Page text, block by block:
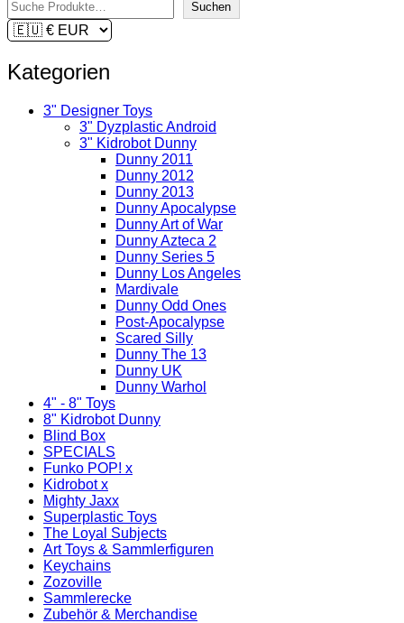
Suchen
Kategorien
3" Designer Toys
3" Dyzplastic Android
3" Kidrobot Dunny
Dunny 2011
Dunny 2012
Dunny 2013
Dunny Apocalypse
Dunny Art of War
Dunny Azteca 2
Dunny Series 5
Dunny Los Angeles
Mardivale
Dunny Odd Ones
Post-Apocalypse
Scared Silly
Dunny The 13
Dunny UK
Dunny Warhol
4" - 8" Toys
8" Kidrobot Dunny
Blind Box
SPECIALS
Funko POP! x
Kidrobot x
Mighty Jaxx
Superplastic Toys
The Loyal Subjects
Art Toys & Sammlerfiguren
Keychains
Zozoville
Sammlerecke
Zubehör & Merchandise